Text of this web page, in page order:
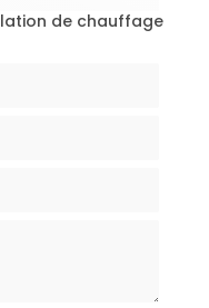
de chauffage